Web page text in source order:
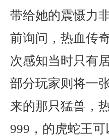
带给她的震慑力
前询问，热血传
次感知当时只有
部分玩家则将一
来的那只猛兽，
999，的虎蛇王